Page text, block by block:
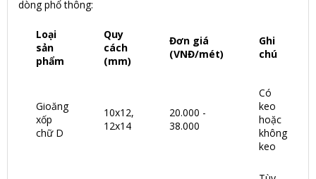
dòng phổ thông:
Loại
sản
phẩm
Quy
cách
(mm)
Đơn giá
(VNĐ/mét)
Ghi
chú
Gioăng
xốp
chữ D
10x12,
12x14
20.000 -
38.000
Có
keo
hoặc
không
keo